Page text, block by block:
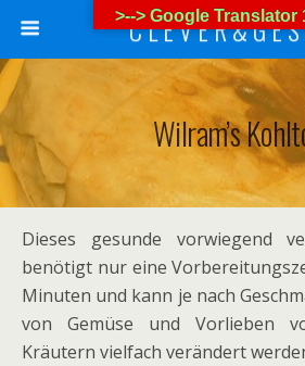
C L E V E R & G E
Wilram’s
Dieses gesunde vorwiegend
benötigt nur eine
Minuten und kann je nach
von Gemüse und Vorlieben
Kräutern vielfach verändert
>--> Google Translator